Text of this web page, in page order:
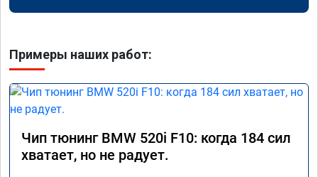
Примеры наших работ:
Чип тюнинг BMW 520i F10: когда 184 сил
хватает, но не радует.